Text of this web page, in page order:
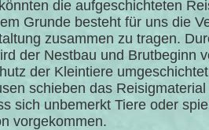
die aufgeschichteten
Grunde besteht für uns die
zusammen zu tragen.
der Nestbau und
der Kleintiere
schieben das
sich unbemerkt Tiere oder
vorgekommen.